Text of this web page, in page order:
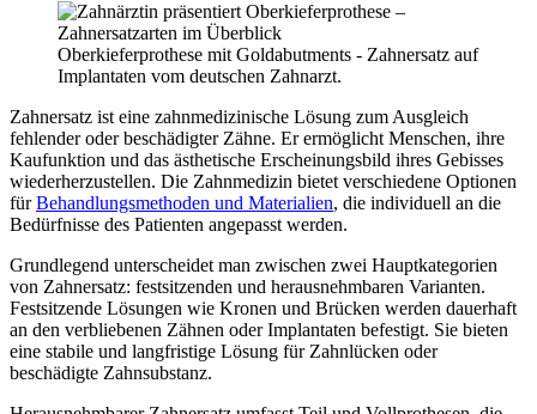
Oberkieferprothese mit Goldabutments - Zahnersatz auf
Implantaten vom deutschen Zahnarzt.
Zahnersatz ist eine zahnmedizinische Lösung zum Ausgleich
fehlender oder beschädigter Zähne. Er ermöglicht Menschen, ihre
Kaufunktion und das ästhetische Erscheinungsbild ihres Gebisses
wiederherzustellen. Die Zahnmedizin bietet verschiedene Optionen
fürBehandlungsmethoden und Materialien, die individuell an die
Bedürfnisse des Patienten angepasst werden.
Grundlegend unterscheidet man zwischen zwei Hauptkategorien
von Zahnersatz: festsitzenden und herausnehmbaren Varianten.
Festsitzende Lösungen wie Kronen und Brücken werden dauerhaft
an den verbliebenen Zähnen oder Implantaten befestigt. Sie bieten
eine stabile und langfristige Lösung für Zahnlücken oder
beschädigte Zahnsubstanz.